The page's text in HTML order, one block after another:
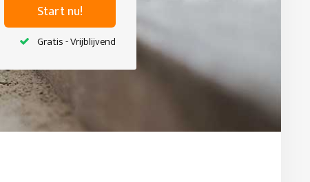
Start nu!
Gratis - Vrijblijvend